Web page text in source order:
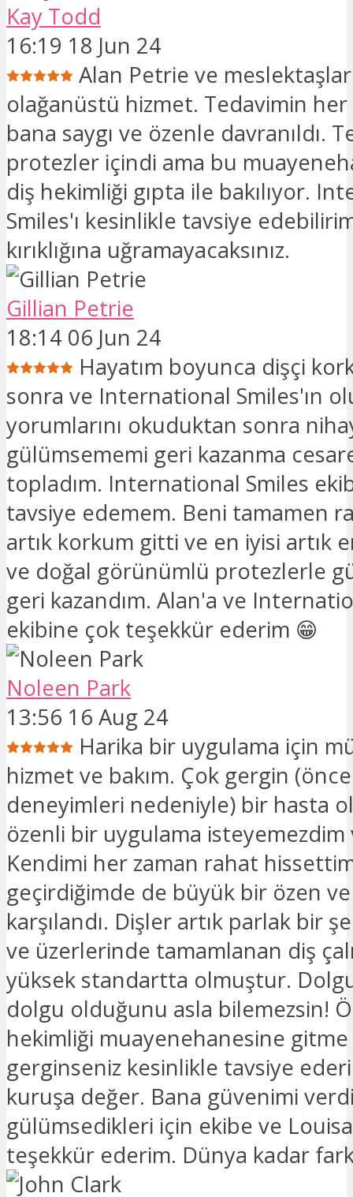
Kay Todd
16:19 18 Jun 24
Alan Petrie ve
olağanüstü hizmet. Tedavimin her
bana saygı ve özenle davranıldı.
protezler içindi ama bu
diş hekimliği gıpta ile bakılıyor.
Smiles'ı kesinlikle tavsiye
kırıklığına uğramayacaksınız.
Gillian Petrie
18:14 06 Jun 24
Hayatım boyunca dişçi
sonra ve International Smiles'ın
yorumlarını okuduktan sonra
gülümsememi geri kazanma
topladım. International Smiles
tavsiye edemem. Beni tamamen
artık korkum gitti ve en iyisi artık
ve doğal görünümlü protezlerle
geri kazandım. Alan'a ve
ekibine çok teşekkür ederim 😁
Noleen Park
13:56 16 Aug 24
Harika bir uygulama için
hizmet ve bakım. Çok gergin
deneyimleri nedeniyle) bir hasta
özenli bir uygulama isteyemezdim
Kendimi her zaman rahat
geçirdiğimde de büyük bir özen
karşılandı. Dişler artık parlak bir
ve üzerlerinde tamamlanan diş
yüksek standartta olmuştur.
dolgu olduğunu asla bilemezsin!
hekimliği muayenehanesine
gerginseniz kesinlikle tavsiye
kuruşa değer. Bana güvenimi
gülümsedikleri için ekibe ve
teşekkür ederim. Dünya kadar